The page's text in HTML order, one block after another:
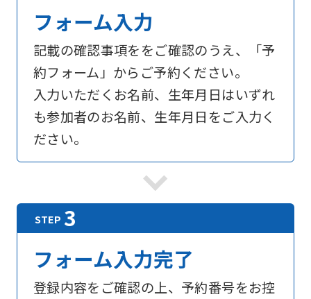
フォーム入力
記載の確認事項ををご確認のうえ、「予
約フォーム」からご予約ください。
入力いただくお名前、生年月日はいずれ
も参加者のお名前、生年月日をご入力く
ださい。
フォーム入力完了
登録内容をご確認の上、予約番号をお控